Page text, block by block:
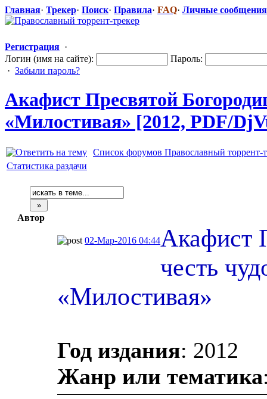
Главная· Трекер· Поиск· Правила· FAQ· Личные сообщения
Регистрация ·
Логин (имя на сайте):
Пароль:
· Забыли пароль?
Акафист Пресвятой
«Милостивая» [2012, PDF/
Список форумов Православный торрент-
Статистика раздачи
Автор
02-Мар-2016 04:44Акафист
честь
«Милостивая»
Год издания: 2012
Жанр или тематика